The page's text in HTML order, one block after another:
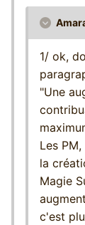
1/ ok,
"Une
Les
la
Magie
c'est